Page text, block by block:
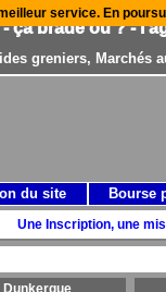
ça brade où ? -
greniers, Marchés
Une Inscription, une
Dunkerque
du site Bourse
service. En